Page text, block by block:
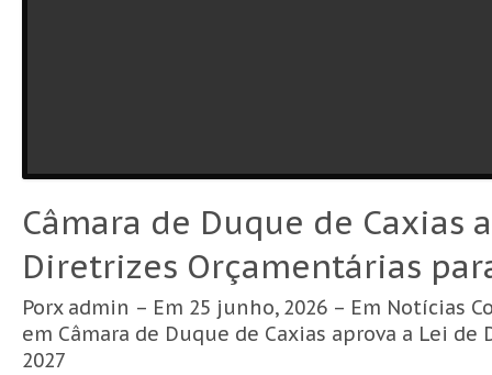
Câmara de Duque de Caxias
Diretrizes Orçamentárias
Porx admin – Em 25 junho, 2026 – Em Notícias
em Câmara de Duque de Caxias aprova a Lei
2027